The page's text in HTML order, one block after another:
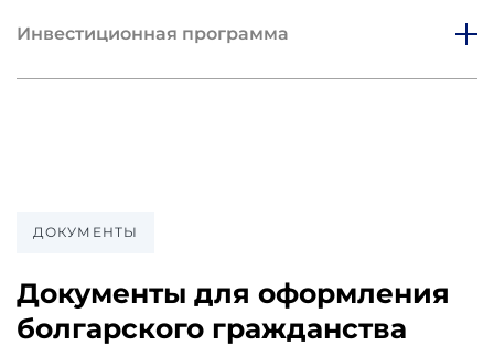
Инвестиционная программа
ДОКУМЕНТЫ
Документы для оформления
болгарского гражданства